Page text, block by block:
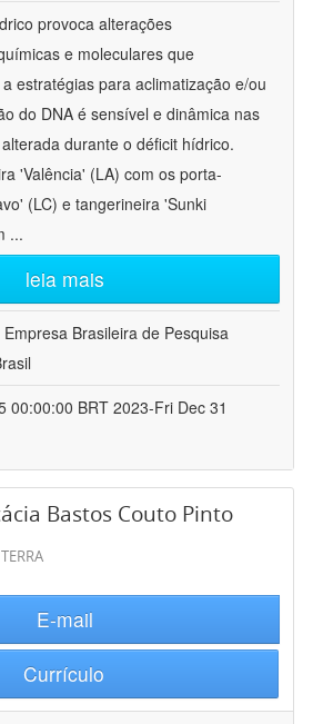
provoca alterações
e moleculares que
estratégias para aclimatização e/ou
do DNA é sensível e dinâmica nas
durante o déficit hídrico.
'Valência' (LA) com os porta-
(LC) e tangerineira 'Sunki
...
leia mais
Empresa Brasileira de Pesquisa
00:00:00 BRT 2023-Fri Dec 31
Bastos Couto Pinto
E-mail
Currículo